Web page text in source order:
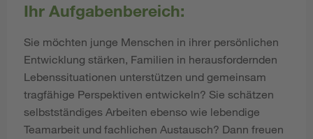
Ihr Aufgabenbereich:
Sie möchten junge Menschen in ihrer persönlichen
Entwicklung stärken, Familien in herausfordernden
Lebenssituationen unterstützen und gemeinsam
tragfähige Perspektiven entwickeln? Sie schätzen
selbstständiges Arbeiten ebenso wie lebendige
Teamarbeit und fachlichen Austausch? Dann freuen